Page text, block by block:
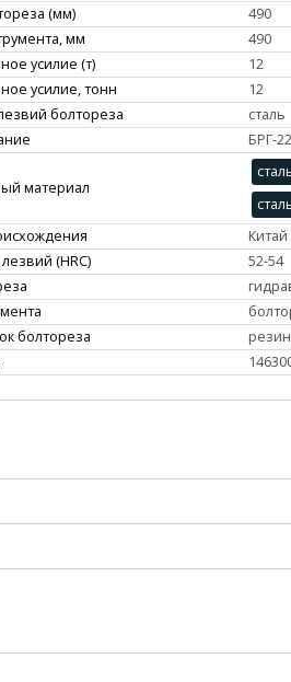
(мм)
490
мм
490
усилие (т)
12
усилие, тонн
12
болтореза
сталь
БРГ-22
материал
Китай
(HRC)
52-54
болтореза